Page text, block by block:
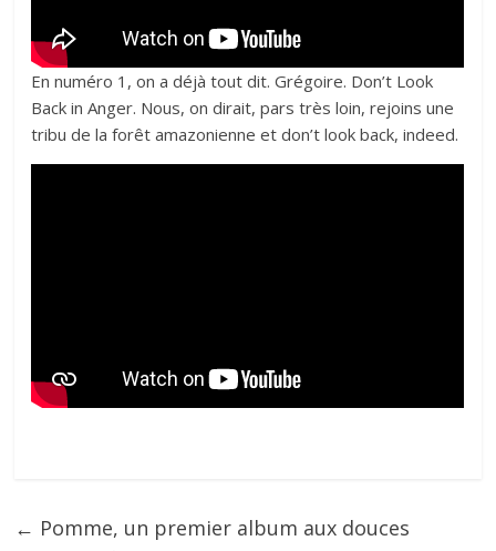
En numéro 1, on a déjà tout dit. Grégoire. Don’t Look
Back in Anger. Nous, on dirait, pars très loin, rejoins une
tribu de la forêt amazonienne et don’t look back, indeed.
← Pomme, un premier album aux douces